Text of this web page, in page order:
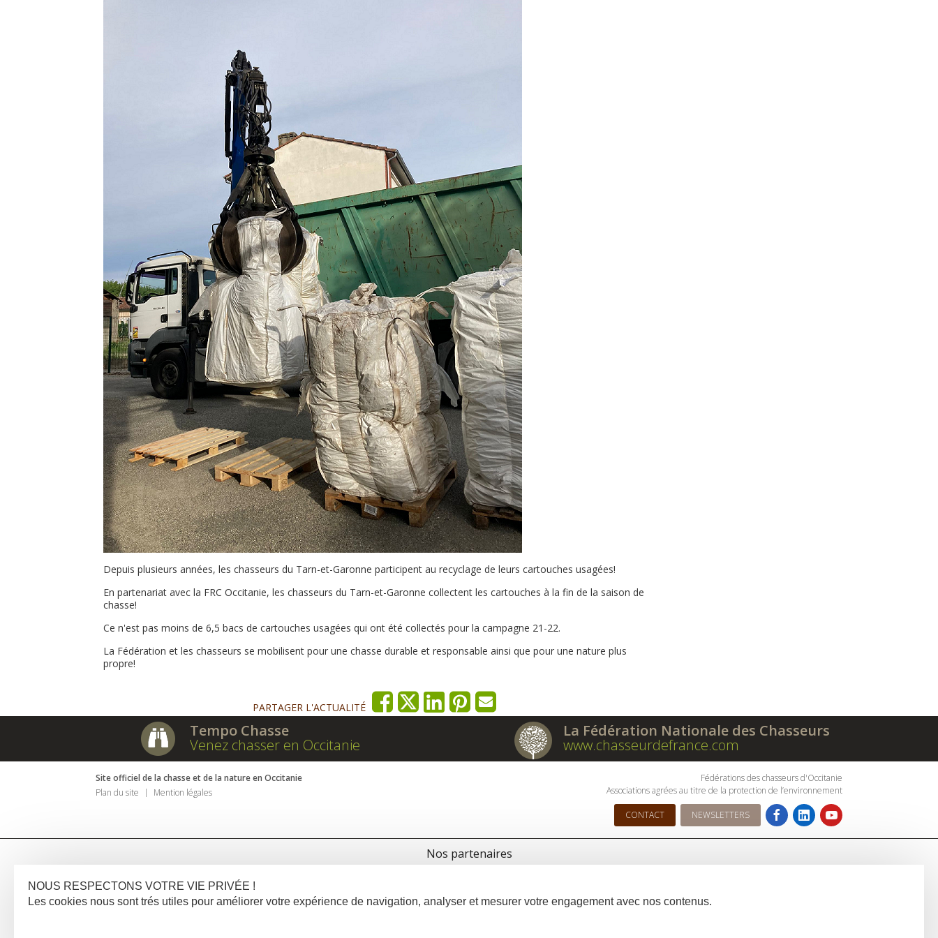
Depuis plusieurs années, les chasseurs du Tarn-et-Garonne participent au recyclage de leurs cartouches usagées!
En partenariat avec la FRC Occitanie, les chasseurs du Tarn-et-Garonne collectent les cartouches à la fin de la saison de
chasse!
Ce n'est pas moins de 6,5 bacs de cartouches usagées qui ont été collectés pour la campagne 21-22.
La Fédération et les chasseurs se mobilisent pour une chasse durable et responsable ainsi que pour une nature plus
propre!
PARTAGER L'ACTUALITÉ
Tempo Chasse
Venez chasser en Occitanie
La Fédération Nationale des Chasseurs
www.chasseurdefrance.com
Site officiel de la chasse et de la nature en Occitanie
Plan du site
Mention légales
Fédérations des chasseurs d'Occitanie
Associations agrées au titre de la protection de l’environnement
CONTACT NEWSLETTERS
Nos partenaires
NOUS RESPECTONS VOTRE VIE PRIVÉE !
Les cookies nous sont trés utiles pour améliorer votre expérience de navigation, analyser et mesurer votre engagement avec nos contenus.